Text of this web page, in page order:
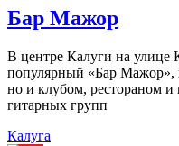
Бар Мажор
В центре Калуги на улице
популярный «Бар Мажор»,
но и клубом, рестораном
гитарных групп
Калуга